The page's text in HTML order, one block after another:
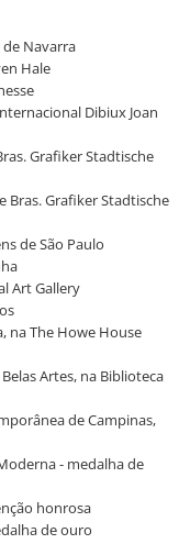
de Navarra
Hale
Dibiux Joan
Grafiker Stadtische
Bras. Grafiker Stadtische
de São Paulo
Art Gallery
na The Howe House
Artes, na Biblioteca
de Campinas,
- medalha de
honrosa
de ouro